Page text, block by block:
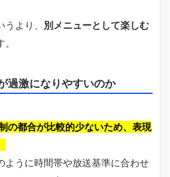
うより、 別メニューとして楽しむ
過激になりやすいのか
の都合が比較的少ないため、表現
ように時間帯や放送基準に合わせ